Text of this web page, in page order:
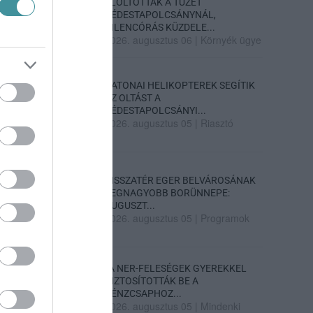
DÉDESTAPOLCSÁNYNÁL,
KILENCÓRÁS KÜZDELE...
2026. augusztus 06 Környék ügye
KATONAI HELIKOPTEREK SEGÍTIK
AZ OLTÁST A
DÉDESTAPOLCSÁNYI...
2026. augusztus 05 Riasztó
VISSZATÉR EGER BELVÁROSÁNAK
LEGNAGYOBB BORÜNNEPE:
AUGUSZT...
2026. augusztus 05 Programok
„A NER-FELESÉGEK GYEREKKEL
BIZTOSÍTOTTÁK BE A
PÉNZCSAPHOZ...
2026. augusztus 05
Mindenki